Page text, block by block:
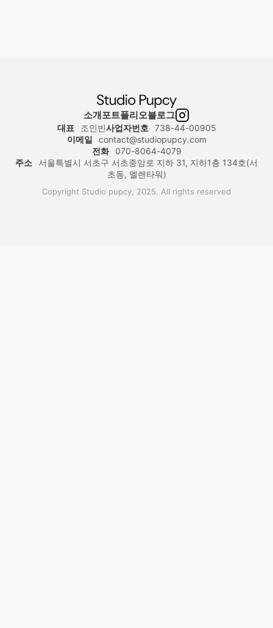
소개포트폴리오블로그
대표 조인빈사업자번호
738-44-00905
이메일
contact@studiopupcy.com
전화
070-8064-4079
주소 서울특별시 서초구 서초중앙로 지하 31, 지하1층 134호(서
초동, 엘렌타워)
Copyright Studio pupcy, 2025. All rights reserved